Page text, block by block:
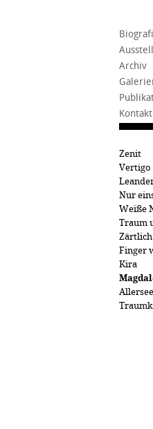
Archiv
Kontakt
Zenit
Vertigo
Nur
Weiße
Traum
Finger
Kira